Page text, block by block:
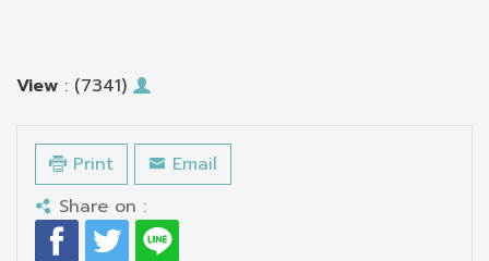
View : (7341)
Print
Email
Share on :